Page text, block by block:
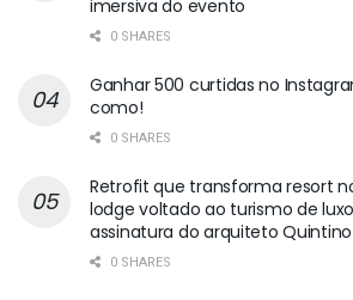
imersiva do evento
0 SHARES
Ganhar 500 curtidas no
como!
0 SHARES
Retrofit que transforma resort
lodge voltado ao turismo de
assinatura do arquiteto
0 SHARES